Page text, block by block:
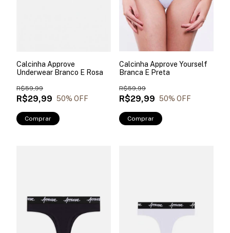
Calcinha Approve
Underwear Branco E Rosa
R$29,99
R$59,99
50% OFF
Comprar
Calcinha Approve Yourself
Branca E Preta
R$29,99
R$59,99
50% OFF
Comprar